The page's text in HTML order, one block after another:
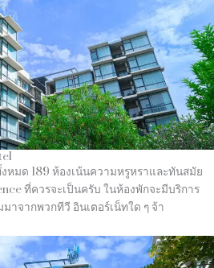
มด 189 ห้องเน้นความหรูหราและทันสมัย
ที่ควรจะเป็นครับ ในห้องพักจะมีบริการ
าจากพวกทีวี อินเตอร์เน็ทใด ๆ จ้า